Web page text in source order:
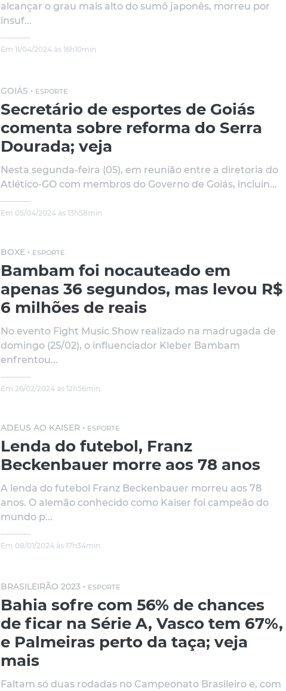
alcançar o grau mais alto do sumô japonês, morreu por
insuf...
Em 11/04/2024 às 16h10min
GOIÁS • ESPORTE
Secretário de esportes de Goiás
comenta sobre reforma do Serra
Dourada; veja
Nesta segunda-feira (05), em reunião entre a diretoria do
Atlético-GO com membros do Governo de Goiás, incluin...
Em 05/04/2024 às 13h58min
BOXE • ESPORTE
Bambam foi nocauteado em
apenas 36 segundos, mas levou R$
6 milhões de reais
No evento Fight Music Show realizado na madrugada de
domingo (25/02), o influenciador Kleber Bambam
enfrentou...
Em 26/02/2024 às 12h56min
ADEUS AO KAISER • ESPORTE
Lenda do futebol, Franz
Beckenbauer morre aos 78 anos
A lenda do futebol Franz Beckenbauer morreu aos 78
anos. O alemão conhecido como Kaiser foi campeão do
mundo p...
Em 08/01/2024 às 17h34min
BRASILEIRÃO 2023 • ESPORTE
Bahia sofre com 56% de chances
de ficar na Série A, Vasco tem 67%,
e Palmeiras perto da taça; veja
mais
Faltam só duas rodadas no Campeonato Brasileiro e, com